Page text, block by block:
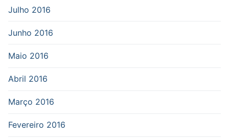
Julho 2016
Junho 2016
Maio 2016
Abril 2016
Março 2016
Fevereiro 2016